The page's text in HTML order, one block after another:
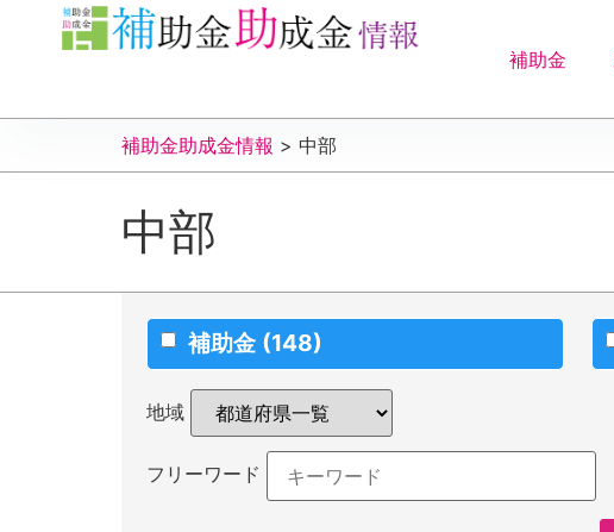
補助金
補助金助成金情報 > 中部
中部
補助金 (148)
地域
フリーワード